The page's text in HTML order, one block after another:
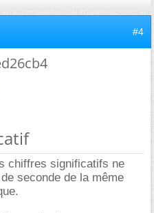
#4
chiffres significatifs ne
seconde de la même